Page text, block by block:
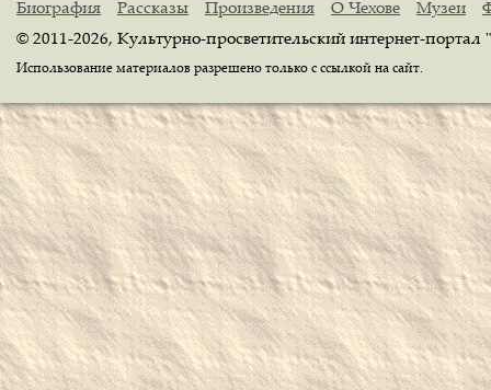
Биография Рассказы Произведения О Чехове Музеи
© 2011-2026, Культурно-просветительский интернет-
Использование материалов разрешено только с ссылкой на сайт.